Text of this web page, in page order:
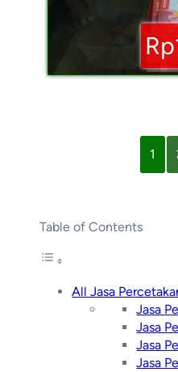
1
Table of Contents
All Jasa
Jasa
Jasa
Jasa
Jasa